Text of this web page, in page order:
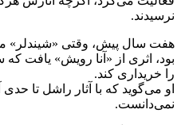
نرسیدند.
هفت سال پیش، وقتی «شیندلر»
بود، اثری از «آنا رویش» یافت
را خریداری کند.
او می‌گوید که با آثار راشل تا حدی
نمی‌دانست.